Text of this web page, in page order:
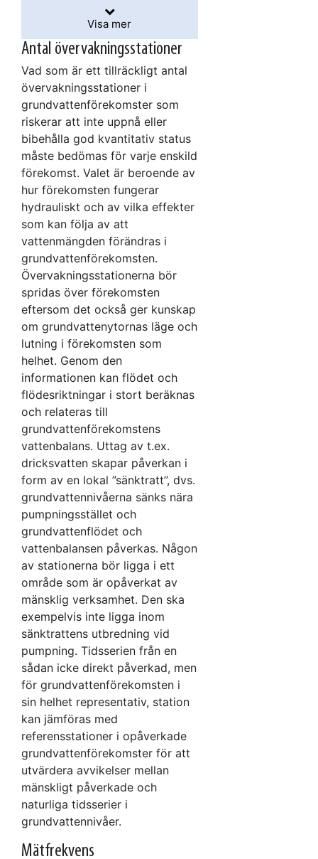
inte nå eller
bibehålla god
kvantitativ status
ska övervakas med
tillräckligt antal
representativa
övervakningsstationer
för att uppskatta
grundvattennivån i
varje
grundvattenförekomst
och påvisa
långsiktiga
grundvattennivåförändringar
orsakade av
mänsklig påverkan.
Hänsyn ska tas till
kort- och
långsiktiga naturliga
variationer i
grundvattenbildningen.
för
grundvattennivåer
ska vara minst
en gång per
månad i
pormagasin
och minst två
gånger per
månad i
sprickmagasin.
Mätfrekvensen
för
grundvattennivåer
ska vara minst
en gång per
månad i
pormagasin
och minst två
gånger per
månad i
sprickmagasin.
Visa mer
Antal övervakningsstationer
Vad som är ett tillräckligt antal
övervakningsstationer i
grundvattenförekomster som
riskerar att inte uppnå eller
bibehålla god kvantitativ status
måste bedömas för varje enskild
förekomst. Valet är beroende av
hur förekomsten fungerar
hydrauliskt och av vilka effekter
som kan följa av att
vattenmängden förändras i
grundvattenförekomsten.
Övervakningsstationerna bör
spridas över förekomsten
eftersom det också ger kunskap
om grundvattenytornas läge och
lutning i förekomsten som
helhet. Genom den
informationen kan flödet och
flödesriktningar i stort beräknas
och relateras till
grundvattenförekomstens
vattenbalans. Uttag av t.ex.
dricksvatten skapar påverkan i
form av en lokal ”sänktratt”, dvs.
grundvattennivåerna sänks nära
pumpningsstället och
grundvattenflödet och
vattenbalansen påverkas. Någon
av stationerna bör ligga i ett
område som är opåverkat av
mänsklig verksamhet. Den ska
exempelvis inte ligga inom
sänktrattens utbredning vid
pumpning. Tidsserien från en
sådan icke direkt påverkad, men
för grundvattenförekomsten i
sin helhet representativ, station
kan jämföras med
referensstationer i opåverkade
grundvattenförekomster för att
utvärdera avvikelser mellan
mänskligt påverkade och
naturliga tidsserier i
grundvattennivåer.
Mätfrekvens